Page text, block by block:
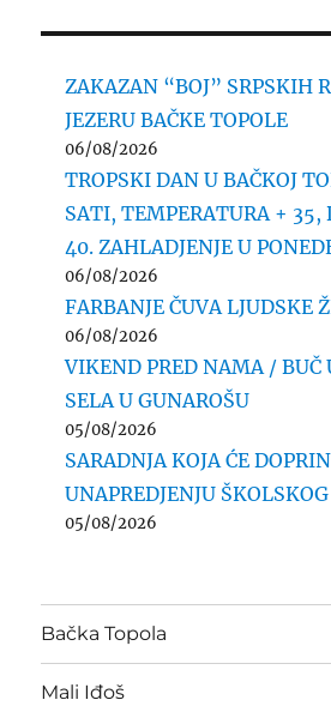
ZAKAZAN “BOJ” SRPSKIH
JEZERU BAČKE TOPOLE
06/08/2026
TROPSKI DAN U BAČKOJ
SATI, TEMPERATURA +
40. ZAHLADJENJE U
06/08/2026
FARBANJE ČUVA LJUDSKE
06/08/2026
VIKEND PRED NAMA / BUČ
SELA U GUNAROŠU
05/08/2026
SARADNJA KOJA ĆE
UNAPREDJENJU
05/08/2026
Bačka Topola
Mali Iđoš